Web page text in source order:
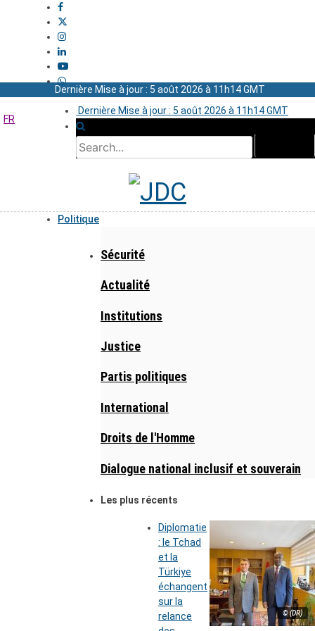
Dernière Mise à jour : 5 août 2026 à 11h14 GMT
Dernière Mise à jour : 5 août 2026 à 11h14 GMT
FR
Politique
Sécurité
Actualité
Institutions
Justice
Partis politiques
International
Droits de l'Homme
Dialogue national inclusif et souverain
Les plus récents
© (DR)
Diplomatie
: le Tchad
et la
Türkiye
échangent
sur la
relance